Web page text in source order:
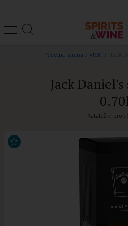
Početna strana / VISKI /
Jack Daniel's
0.70l
Kataloški broj: